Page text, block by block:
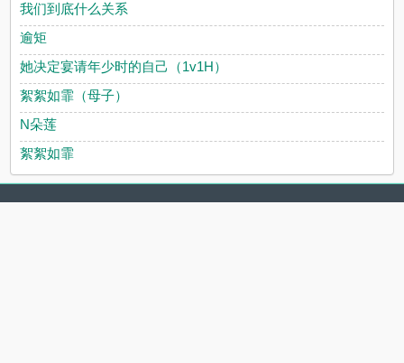
我们到底什么关系
逾矩
她决定宴请年少时的自己（1v1H）
絮絮如霏（母子）
N朵莲
絮絮如霏